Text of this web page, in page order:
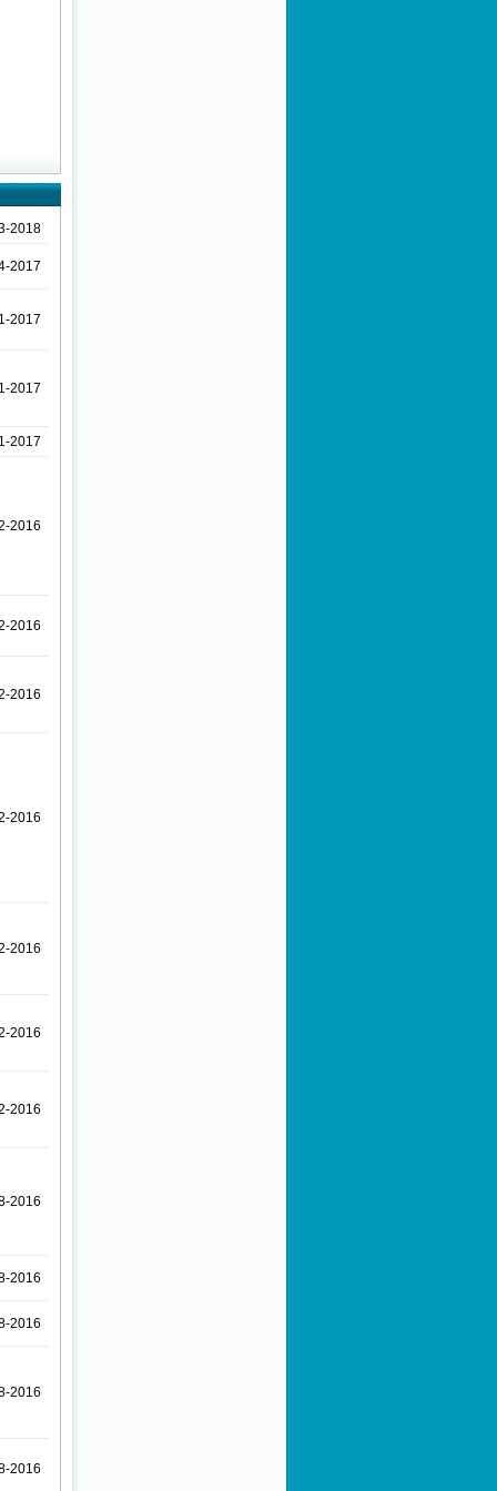
2018
2017
2017
2017
2017
2016
2016
2016
2016
2016
2016
2016
2016
2016
2016
2016
2016